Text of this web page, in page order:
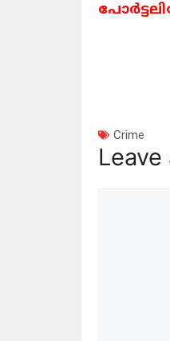
Crime